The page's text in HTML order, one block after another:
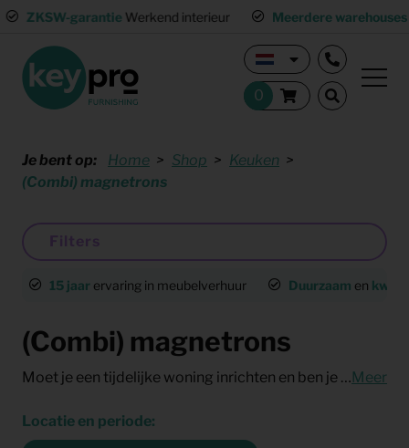
garantieWerkend interieur Meerdere warehouses
Je bent op: Home Shop
Keuken
(Combi) magnetrons
Filters
15 jaar ervaring in meubelverhuur Duurzaam en
(Combi) magnetrons
Moet je een tijdelijke woning inrichten en ben je op zoek naar een magnetron? Bij KeyPro bieden we flexibele huurmogelijkheden voor magnetrons, ideaal voor expats, multinationals en particulieren. Ontdek hier onze opties om een magnetron te huren en ervaar het gemak van onze service.Meer
Locatie en periode: